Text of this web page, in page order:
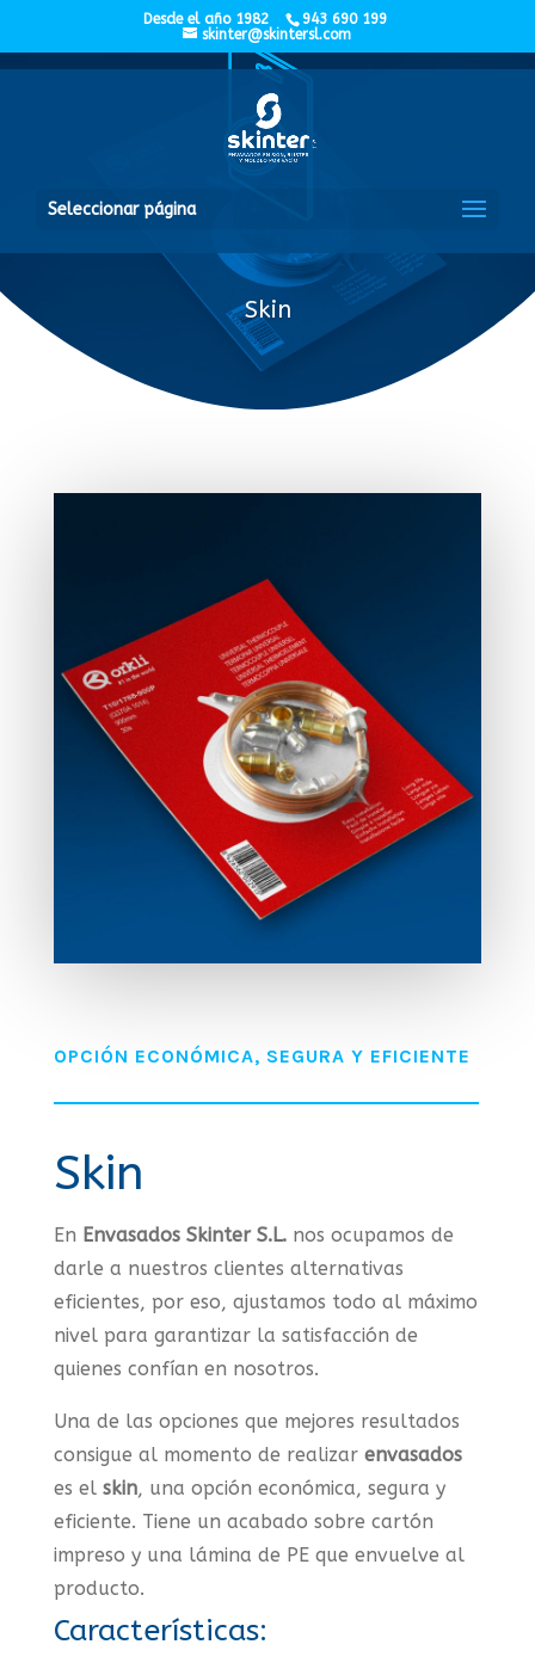
Desde el año 1982
943 690 199
skinter@skintersl.com
Seleccionar página
Skin
OPCIÓN ECONÓMICA, SEGURA Y EFICIENTE
Skin
En Envasados Skinter S.L.nos ocupamos de
darle a nuestros clientes alternativas
eficientes, por eso, ajustamos todo al máximo
nivel para garantizar la satisfacción de
quienes confían en nosotros.
Una de las opciones que mejores resultados
consigue al momento de realizar envasados
es el skin, una opción económica, segura y
eficiente. Tiene un acabado sobre cartón
impreso y una lámina de PE que envuelve al
producto.
Características: